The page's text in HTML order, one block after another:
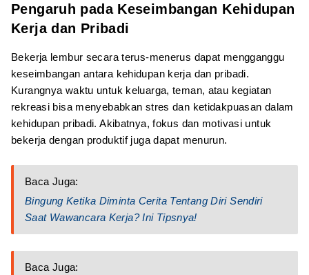
Pengaruh pada Keseimbangan Kehidupan
Kerja dan Pribadi
Bekerja lembur secara terus-menerus dapat mengganggu
keseimbangan antara kehidupan kerja dan pribadi.
Kurangnya waktu untuk keluarga, teman, atau kegiatan
rekreasi bisa menyebabkan stres dan ketidakpuasan dalam
kehidupan pribadi. Akibatnya, fokus dan motivasi untuk
bekerja dengan produktif juga dapat menurun.
Baca Juga:
Bingung Ketika Diminta Cerita Tentang Diri Sendiri
Saat Wawancara Kerja? Ini Tipsnya!
Baca Juga: